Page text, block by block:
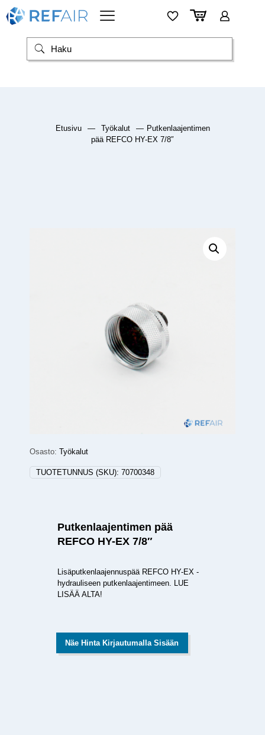
Etusivu — Työkalut — Putkenlaajentimen
pää REFCO HY-EX 7/8″
Osasto: Työkalut
TUOTETUNNUS (SKU): 70700348
Putkenlaajentimen pää
REFCO HY-EX 7/8″
Lisäputkenlaajennuspää REFCO HY-EX -
hydrauliseen putkenlaajentimeen. LUE
LISÄÄ ALTA!
Näe Hinta Kirjautumalla Sisään